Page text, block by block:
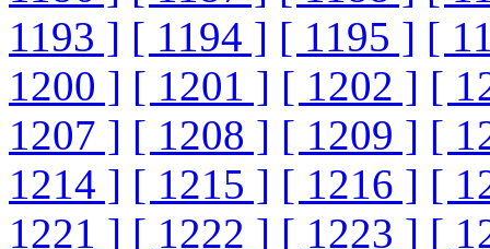
1193 ] [ 1194 ] [ 1195 ] [
1200 ] [ 1201 ] [ 1202 ] [
1207 ] [ 1208 ] [ 1209 ] [
1214 ] [ 1215 ] [ 1216 ] [
1221 ] [ 1222 ] [ 1223 ] [